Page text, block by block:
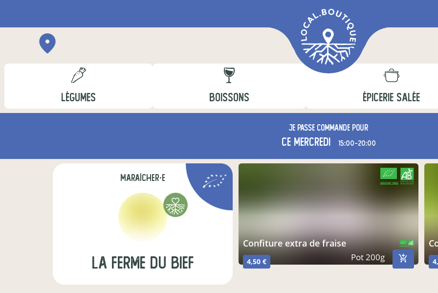
LÉGUMES BOISSONS ÉPICERIE SALÉE
Je passe commande pour
ce mercredi 15:00-20:00
maraîcher·e
La Ferme du Bief
Confiture extra de fraise
4,50 € Pot 200g
CERTIFIÉ PAR FR-BIO-01
AGRICULTURE FRANCE